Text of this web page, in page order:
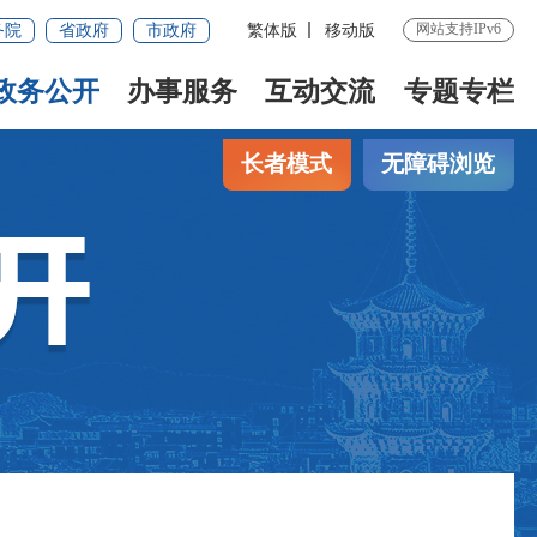
院 省政府 市政府 繁体版 移动版 网站支持IPv6
务公开 办事服务 互动交流 专题专栏
长者模式 无障碍浏览